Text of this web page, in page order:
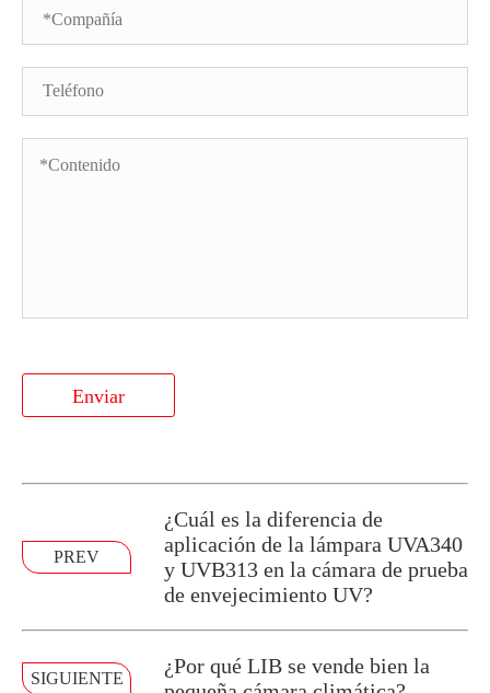
Enviar
PREV
¿Cuál es la diferencia de
aplicación de la lámpara UVA340
y UVB313 en la cámara de prueba
de envejecimiento UV?
SIGUIENTE
¿Por qué LIB se vende bien la